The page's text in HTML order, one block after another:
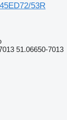
53R
51.06650-7013